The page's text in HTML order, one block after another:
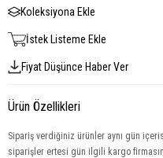
Koleksiyona Ekle
İstek Listeme Ekle
Fiyat Düşünce Haber Ver
Ürün Özellikleri
Sipariş verdiğiniz ürünler aynı gün
siparişler ertesi gün ilgili kargo